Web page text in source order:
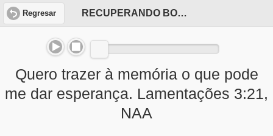
Regresar RECUPERANDO BOAS MEMÓRIAS
Quero trazer à memória o que pode
me dar esperança. Lamentações 3:21,
NAA